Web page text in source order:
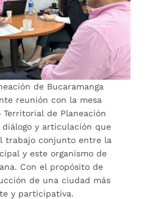
de Bucaramanga
reunión con la mesa
de Planeación
diálogo y articulación que
trabajo conjunto entre la
y este organismo de
Con el propósito de
de una ciudad más
y participativa.